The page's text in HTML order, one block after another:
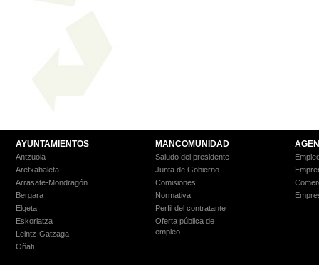
AYUNTAMIENTOS
Antzuola
Aretxabaleta
Arrasate-Mondragón
Bergara
Elgeta
Eskoriatza
Leintz-Gatzaga
Oñati
MANCOMUNIDAD
Saludo del presidente
Junta de Gobierno
Comisiones
Normativa
Perfil del contratante
Oferta pública de
empleo